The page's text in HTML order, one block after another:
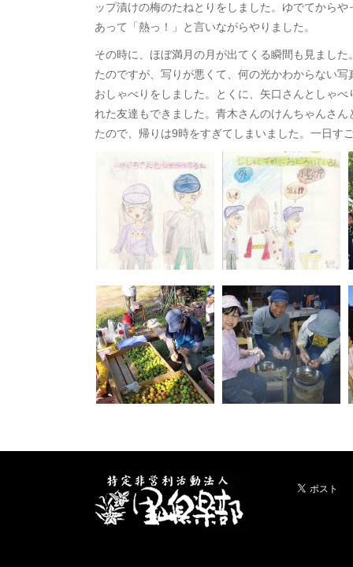
ップ漬けの梅のたねとりをしました。ゆでてから
あって「熱っ！」と言いながらやりました。
その時に、ほぼ満月の月が出てくる瞬間も見ました
たのですが、写りが悪くて、何の光かわからない
おしゃべりをしました。とくに、矢口さんとしゃ
れた友達もできました。青木さんのけんちゃんさ
たので、帰りは9時をすぎてしまいました。一日す